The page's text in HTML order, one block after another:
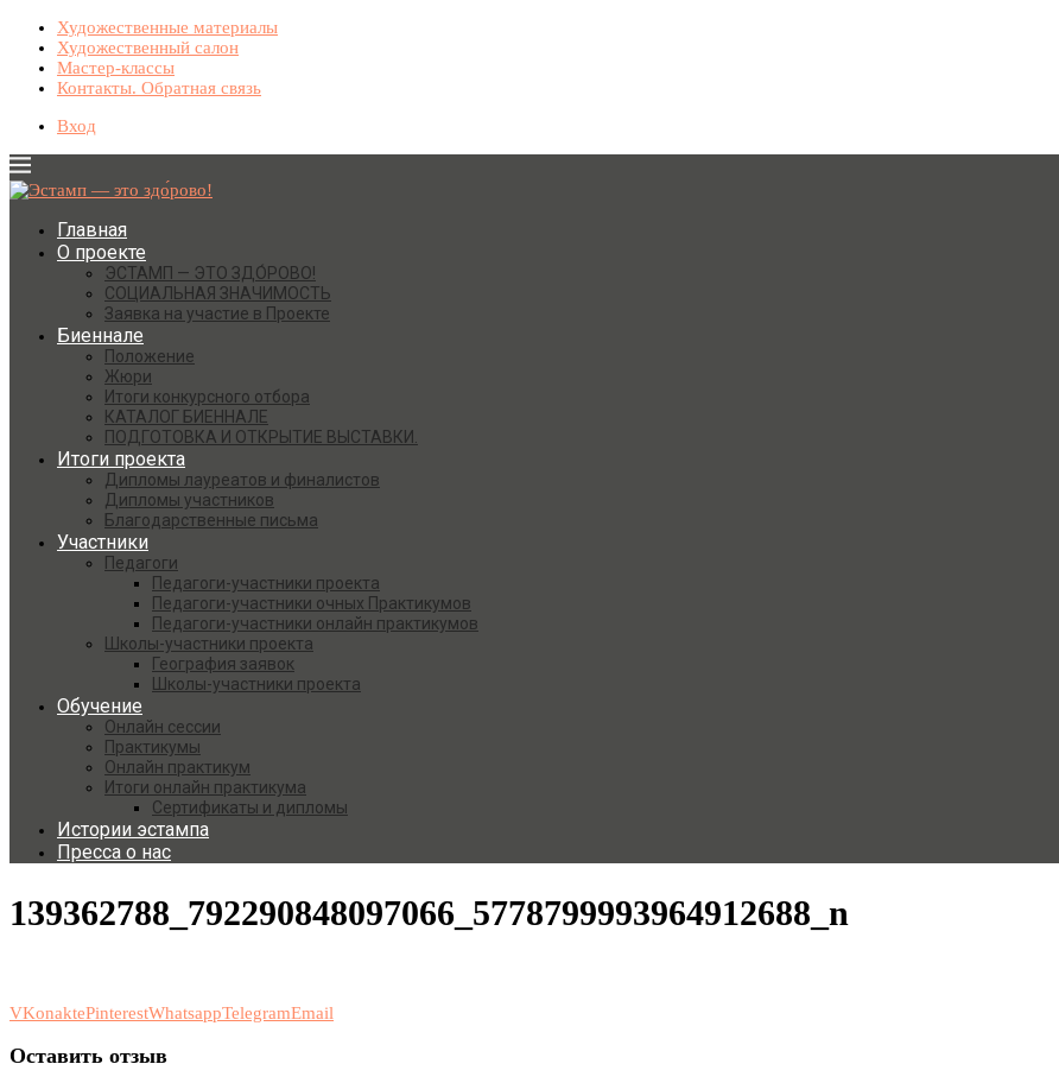
Художественные материалы
Художественный салон
Мастер-классы
Контакты. Обратная связь
Вход
Главная
О проекте
ЭСТАМП — ЭТО ЗДО́РОВО!
СОЦИАЛЬНАЯ ЗНАЧИМОСТЬ
Заявка на участие в Проекте
Биеннале
Положение
Жюри
Итоги конкурсного отбора
КАТАЛОГ БИЕННАЛЕ
ПОДГОТОВКА И ОТКРЫТИЕ ВЫСТАВКИ.
Итоги проекта
Дипломы лауреатов и финалистов
Дипломы участников
Благодарственные письма
Участники
Педагоги
Педагоги-участники проекта
Педагоги-участники очных Практикумов
Педагоги-участники онлайн практикумов
Школы-участники проекта
География заявок
Школы-участники проекта
Обучение
Онлайн сессии
Практикумы
Онлайн практикум
Итоги онлайн практикума
Сертификаты и дипломы
Истории эстампа
Пресса о нас
139362788_792290848097066_5778799993964912688_n
VKonaktePinterestWhatsappTelegramEmail
Оставить отзыв